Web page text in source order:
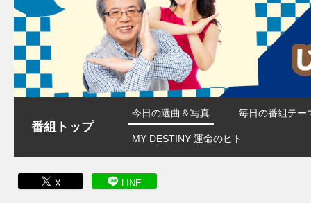
番組トップ
今日の選曲＆写真 毎日の番組テー
MY DESTINY 運命のヒト
X LINE